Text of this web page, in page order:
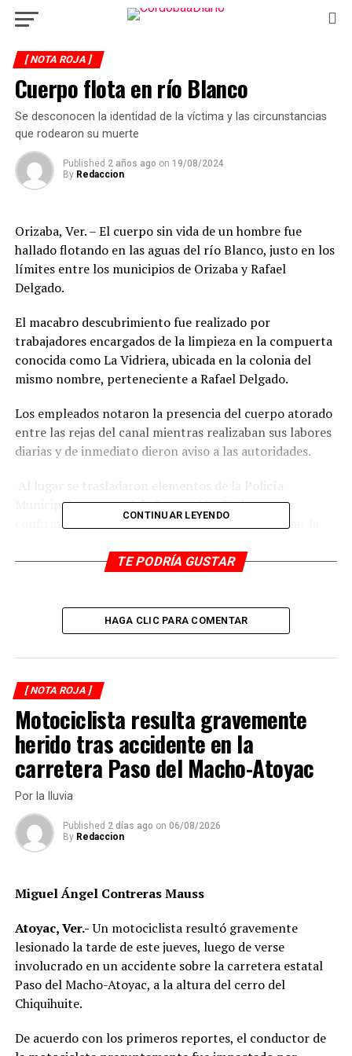
[ NOTA ROJA ]
Cuerpo flota en río Blanco
Se desconocen la identidad de la víctima y las circunstancias
que rodearon su muerte
Published 2 años ago on 19/08/2024
By Redaccion
Orizaba, Ver. – El cuerpo sin vida de un hombre fue
hallado flotando en las aguas del río Blanco, justo en los
límites entre los municipios de Orizaba y Rafael
Delgado.
El macabro descubrimiento fue realizado por
trabajadores encargados de la limpieza en la compuerta
conocida como La Vidriera, ubicada en la colonia del
mismo nombre, perteneciente a Rafael Delgado.
Los empleados notaron la presencia del cuerpo atorado
entre las rejas del canal mientras realizaban sus labores
diarias y de inmediato dieron aviso a las autoridades.
Al lugar se trasladaron elementos de la Policía
Municipal y personal de Protección Civil, quienes
confirmaron el hallazgo y procedieron a acordonar la
Hasta el momento, se desconocen la identidad de la
Las autoridades han iniciado las diligencias para
ley, que determinará las causas exactas del
Este incidente ha generado preocupación entre los
habitantes de la región, quienes exigen mayor vigilancia
en la zona para evitar futuros sucesos de esta
naturaleza.
Las autoridades locales han asegurado que se
intensificarán los operativos de seguridad en el área
DESPUÉS
De Chiapas, el cuerpo hallado en aguas del río Blanco
De Yanga y Cuitláhuac, los ejecutados en Padelma
CONTINUAR LEYENDO
TE PODRÍA GUSTAR
HAGA CLIC PARA COMENTAR
[ NOTA ROJA ]
Motociclista resulta gravemente
herido tras accidente en la
carretera Paso del Macho-Atoyac
Por la lluvia
Published 2 días ago on 06/08/2026
By Redaccion
Miguel Ángel Contreras Mauss
Atoyac, Ver.-Un motociclista resultó gravemente
lesionado la tarde de este jueves, luego de verse
involucrado en un accidente sobre la carretera estatal
Paso del Macho-Atoyac, a la altura del cerro del
Chiquihuite.
De acuerdo con los primeros reportes, el conductor de